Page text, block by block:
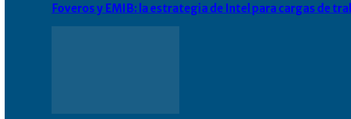
Foveros y EMIB: la estrategia de Intel para cargas de